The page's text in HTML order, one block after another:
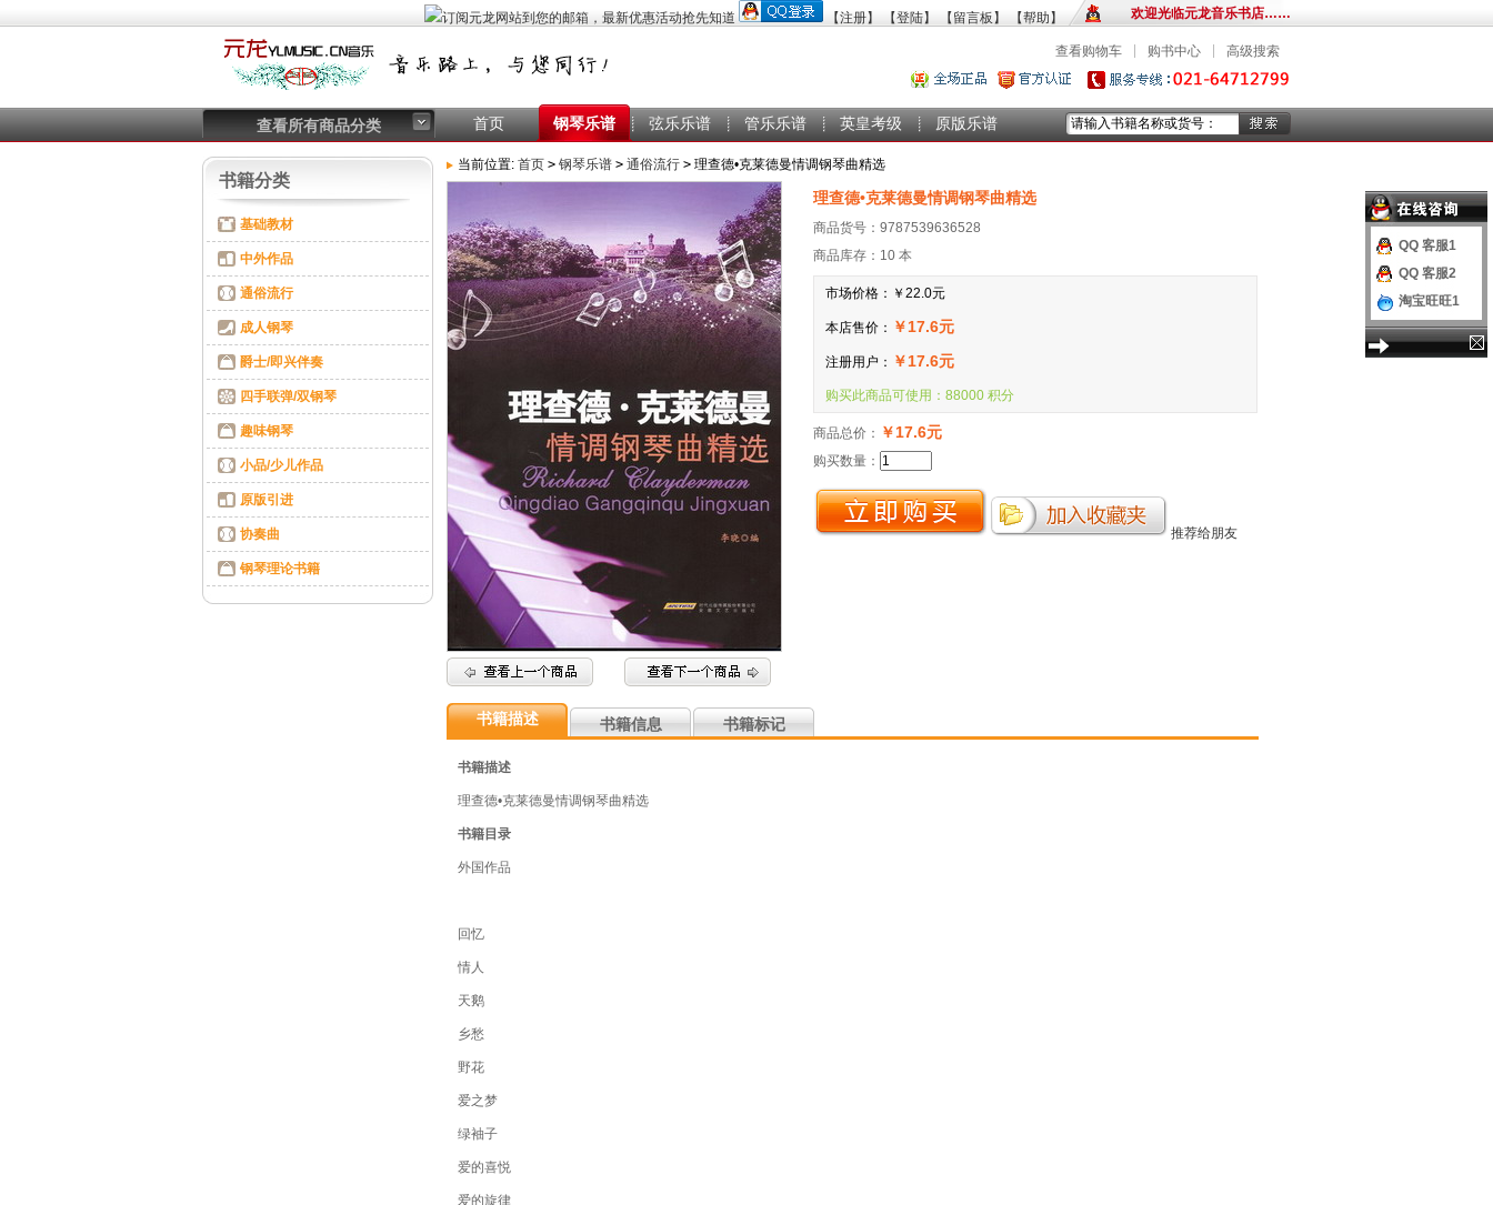
QQ 客服1
QQ 客服2
淘宝旺旺1
【注册】 【登陆】 【留言板】 【帮助】 欢迎光临元龙音乐书店……
查看购物车 购书中心 高级搜索
查看所有商品分类 首页 钢琴乐谱 弦乐乐谱 管乐乐谱 英皇考级 原版乐谱
书籍分类
基础教材
中外作品
通俗流行
成人钢琴
爵士/即兴伴奏
四手联弹/双钢琴
趣味钢琴
小品/少儿作品
原版引进
协奏曲
钢琴理论书籍
当前位置: 首页 > 钢琴乐谱 > 通俗流行 > 理查德•克莱德曼情调钢琴曲精选
理查德•克莱德曼情调钢琴曲精选
商品货号：9787539636528
商品库存：10 本
市场价格： ￥22.0元
本店售价： ￥17.6元
注册用户： ￥17.6元
购买此商品可使用：88000 积分
商品总价： ￥17.6元
购买数量：
推荐给朋友
书籍描述 书籍信息 书籍标记
书籍描述
理查德•克莱德曼情调钢琴曲精选
书籍目录
外国作品
回忆
情人
天鹅
乡愁
野花
爱之梦
绿袖子
爱的喜悦
爱的旋律